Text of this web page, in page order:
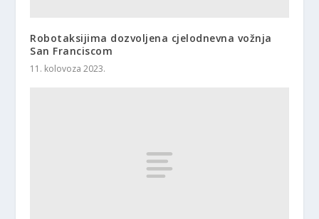
Robotaksijima dozvoljena cjelodnevna vožnja
San Franciscom
11. kolovoza 2023.